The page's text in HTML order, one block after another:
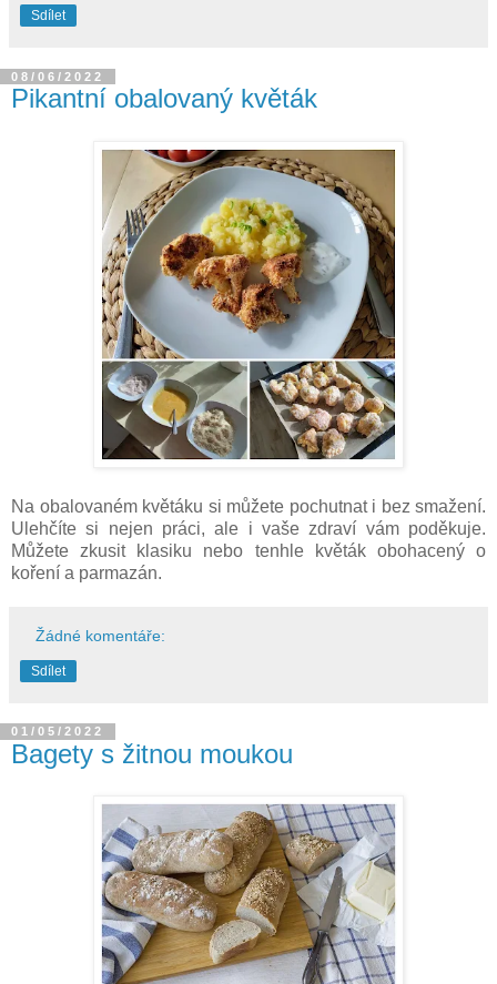
Sdílet
08/06/2022
Pikantní obalovaný květák
Na obalovaném květáku si můžete pochutnat i bez smažení.
Ulehčíte si nejen práci, ale i vaše zdraví vám poděkuje.
Můžete zkusit klasiku nebo tenhle květák obohacený o
koření a parmazán.
Žádné komentáře:
Sdílet
01/05/2022
Bagety s žitnou moukou